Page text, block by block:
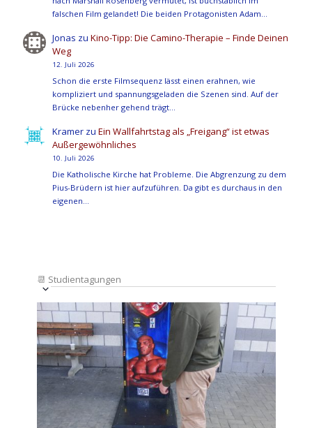
falschen Film gelandet! Die beiden Protagonisten Adam…
Jonas zuKino-Tipp: Die Camino-Therapie – Finde Deinen
Weg
12. Juli 2026
Schon die erste Filmsequenz lässt einen erahnen, wie
kompliziert und spannungsgeladen die Szenen sind. Auf der
Brücke nebenher gehend trägt…
Kramer zuEin Wallfahrtstag als „Freigang“ ist etwas
Außergewöhnliches
10. Juli 2026
Die Katholische Kirche hat Probleme. Die Abgrenzung zu dem
Pius-Brüdern ist hier aufzuführen. Da gibt es durchaus in den
eigenen…
📆 Studientagungen
Ansichten-
Navigation
Veranstaltung
Ansichten-
Navigation
auswählen.
List
of
Veranstaltungen
in
Photo
View